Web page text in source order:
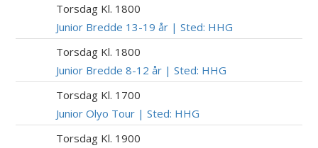
Torsdag Kl. 1800
Junior Bredde 13-19 år | Sted: HHG
Torsdag Kl. 1800
Junior Bredde 8-12 år | Sted: HHG
Torsdag Kl. 1700
Junior Olyo Tour | Sted: HHG
Torsdag Kl. 1900